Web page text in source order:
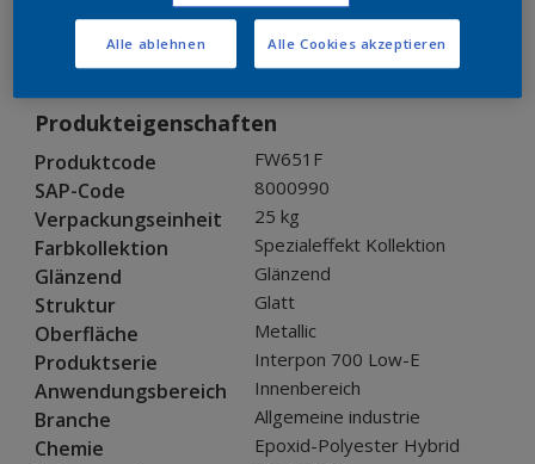
Bestellen Sie direkt im Webshop
Produkteigenschaften
Produktcode FW651F
SAP-Code 8000990
Verpackungseinheit 25 kg
Farbkollektion Spezialeffekt Kollektion
Glänzend Glänzend
Struktur Glatt
Oberfläche Metallic
Produktserie Interpon 700 Low-E
Anwendungsbereich Innenbereich
Branche Allgemeine industrie
Chemie Epoxid-Polyester Hybrid
Alle ablehnen Alle Cookies akzeptieren